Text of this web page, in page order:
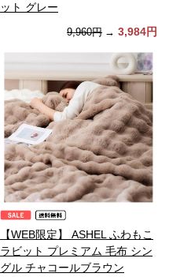
ット グレー
9,960円 → 3,984円
【WEB限定】 ASHEL ふわもこ
ラビット プレミアム 毛布 シン
グル チャコールブラウン